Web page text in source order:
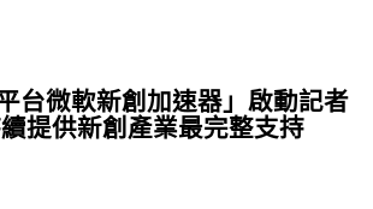
台微軟新創加速器」啟動記者
提供新創產業最完整支持